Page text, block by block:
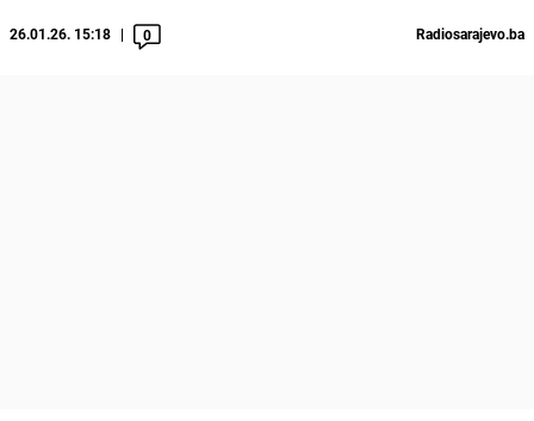
26.01.26. 15:18 0 Radiosarajevo.ba